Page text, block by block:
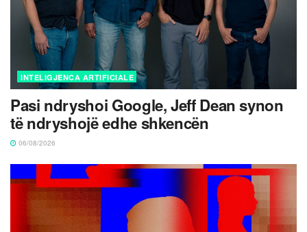
INTELIGJENCA ARTIFICIALE
Pasi ndryshoi Google, Jeff Dean synon
të ndryshojë edhe shkencën
06/08/2026